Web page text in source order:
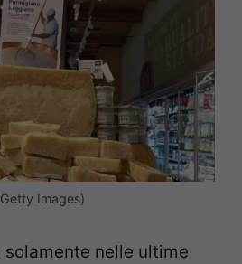
Images)
nelle ultime